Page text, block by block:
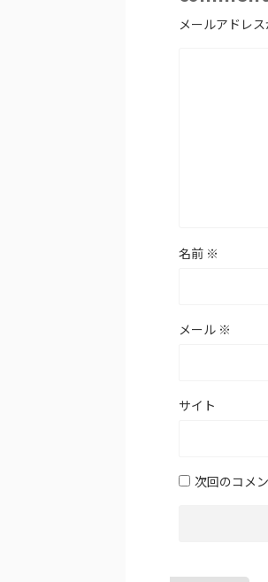
メールアドレ
名前 ※
メール ※
サイト
次回のコメ